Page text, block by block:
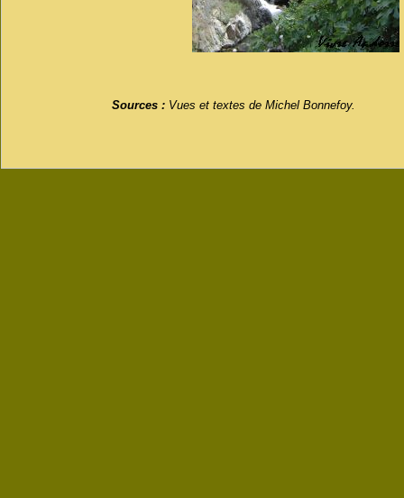
Sources : Vues et textes de Michel Bonnefoy.